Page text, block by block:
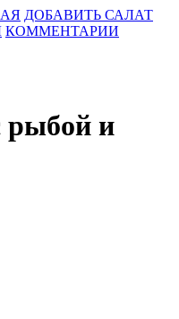
ДОБАВИТЬ САЛАТ
КОММЕНТАРИИ
рыбой и